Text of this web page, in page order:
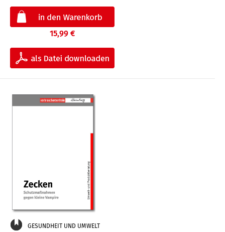
15,99 €
GESUNDHEIT UND UMWELT